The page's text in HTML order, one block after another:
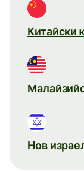
Китайски
Нов